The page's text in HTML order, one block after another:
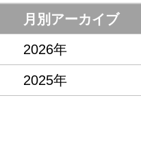
お買
月別アーカイブ
2026年
2025年